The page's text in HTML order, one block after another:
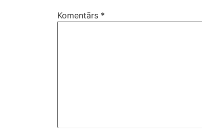
Komentārs *